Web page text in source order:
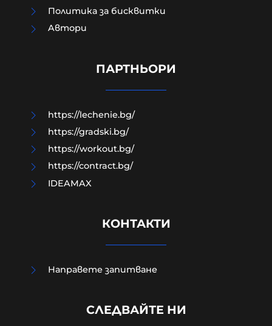
Модернизацията на бойната ни
години нехайство и саботажи
УНИЦЕФ: Израел убива средно по
„примирието“ от октомври 2025
Политика за бисквитки
Aвтори
ПАРТНЬОРИ
https://lechenie.bg/
https://gradski.bg/
https://workout.bg/
https://contract.bg/
IDEAMAX
КОНТАКТИ
Направете запитване
СЛЕДВАЙТЕ НИ